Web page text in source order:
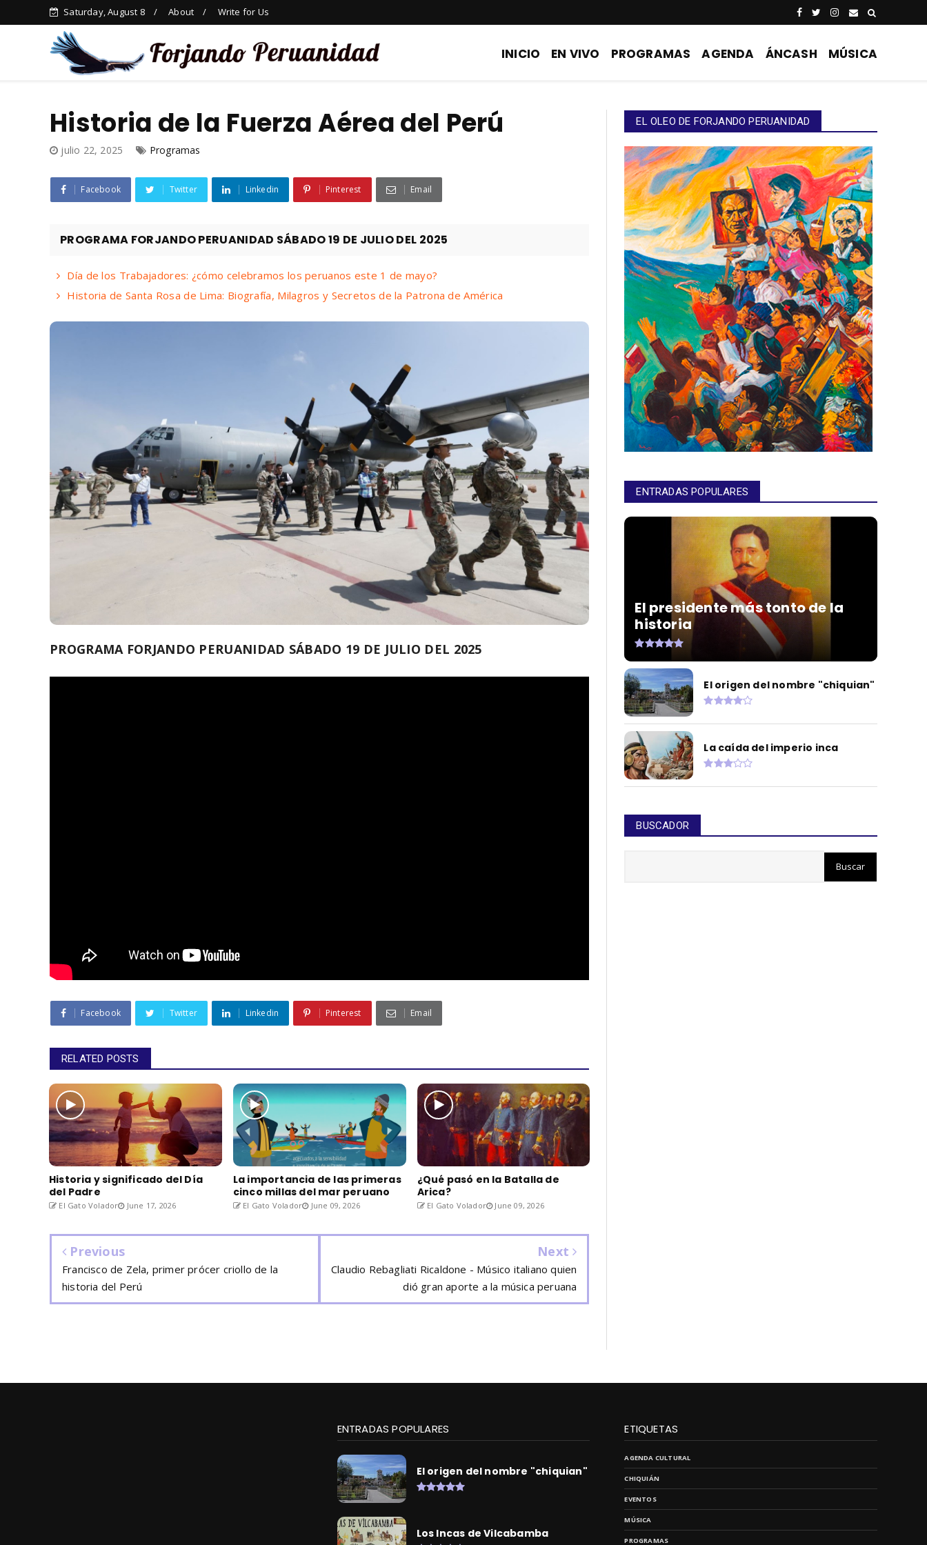
Saturday, August 8 About Write for Us
INICIO EN VIVO PROGRAMAS AGENDA ÁNCASH MÚSICA
Historia de la Fuerza Aérea del Perú
julio 22, 2025 Programas
Facebook Twitter Linkedin Pinterest Email
PROGRAMA FORJANDO PERUANIDAD SÁBADO 19 DE JULIO DEL 2025
Día de los Trabajadores: ¿cómo celebramos los peruanos este 1 de mayo?
Historia de Santa Rosa de Lima: Biografía, Milagros y Secretos de la Patrona de América
PROGRAMA FORJANDO PERUANIDAD SÁBADO 19 DE JULIO DEL 2025
Facebook Twitter Linkedin Pinterest Email
RELATED POSTS
Historia y significado del Día
del Padre
El Gato Volador June 17, 2026
La importancia de las primeras
cinco millas del mar peruano
El Gato Volador June 09, 2026
¿Qué pasó en la Batalla de
Arica?
El Gato Volador June 09, 2026
Previous
Francisco de Zela, primer prócer criollo de la
historia del Perú
Next
Claudio Rebagliati Ricaldone - Músico italiano quien
dió gran aporte a la música peruana
EL OLEO DE FORJANDO PERUANIDAD
ENTRADAS POPULARES
El presidente más tonto de la
historia
El origen del nombre "chiquian"
La caída del imperio inca
BUSCADOR
ENTRADAS POPULARES
El origen del nombre "chiquian"
Los Incas de Vilcabamba
ETIQUETAS
AGENDA CULTURAL
CHIQUIÁN
EVENTOS
MÚSICA
PROGRAMAS